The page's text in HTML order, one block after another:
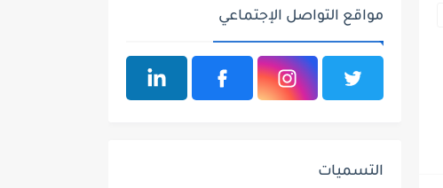
مواقع التواصل الإجتماعي
التسميات